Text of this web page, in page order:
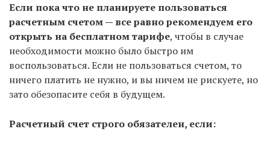
Если пока что не планируете пользоваться
расчетным счетом — все равно рекомендуем его
открыть на бесплатном тарифе, чтобы в случае
необходимости можно было быстро им
воспользоваться. Если не пользоваться счетом, то
ничего платить не нужно, и вы ничем не рискуете, но
зато обезопасите себя в будущем.
Расчетный счет строго обязателен, если: